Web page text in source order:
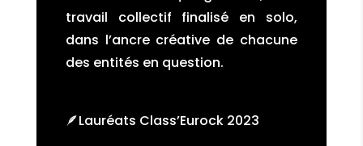
travail collectif finalisé en solo,
dans l’ancre créative de chacune
des entités en question.
🪶Lauréats Class’Eurock 2023